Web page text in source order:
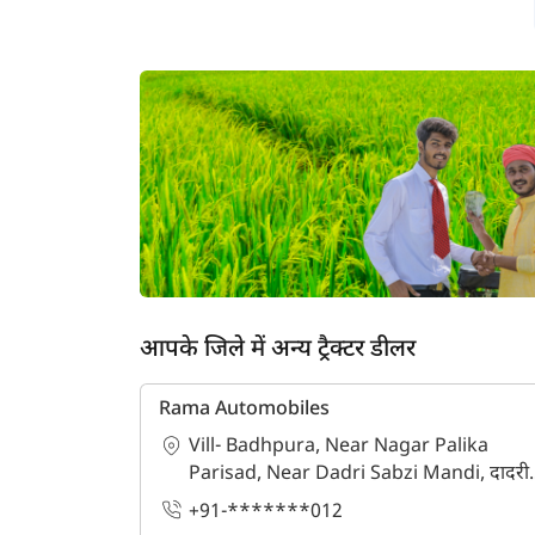
आपके जिले में अन्य ट्रैक्टर डीलर
Rama Automobiles
Vill- Badhpura, Near Nagar Palika
Parisad, Near Dadri Sabzi Mandi, दादरी,
गौतम बुद्ध नगर, उत्तर प्रदेश - 203207
+91-*******012